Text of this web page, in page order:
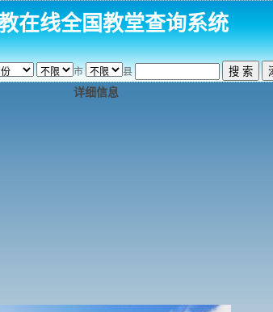
在线全国教堂查询系统
市 县
详细信息